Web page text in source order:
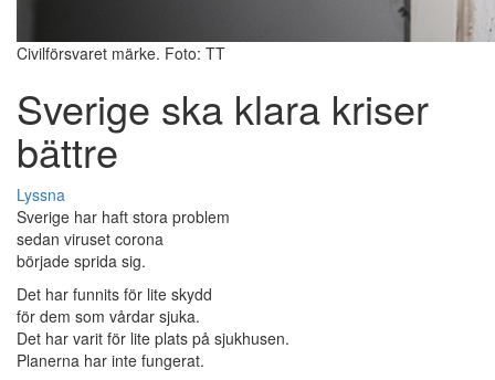
Civilförsvaret märke. Foto: TT
Sverige ska klara kriser
bättre
Lyssna
Sverige har haft stora problem
sedan viruset corona
började sprida sig.
Det har funnits för lite skydd
för dem som vårdar sjuka.
Det har varit för lite plats på sjukhusen.
Planerna har inte fungerat.